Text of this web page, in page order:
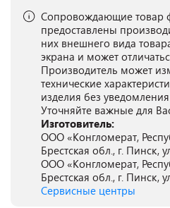
Сопровождающие товар
предоставлены
них внешнего вида
экрана и может
Производитель может
технические
изделия без
Уточняйте важные для
Изготовитель:
ООО «Конгломерат,
Брестская обл., г. Пинск,
ООО «Конгломерат,
Брестская обл., г. Пинск,
Сервисные центры